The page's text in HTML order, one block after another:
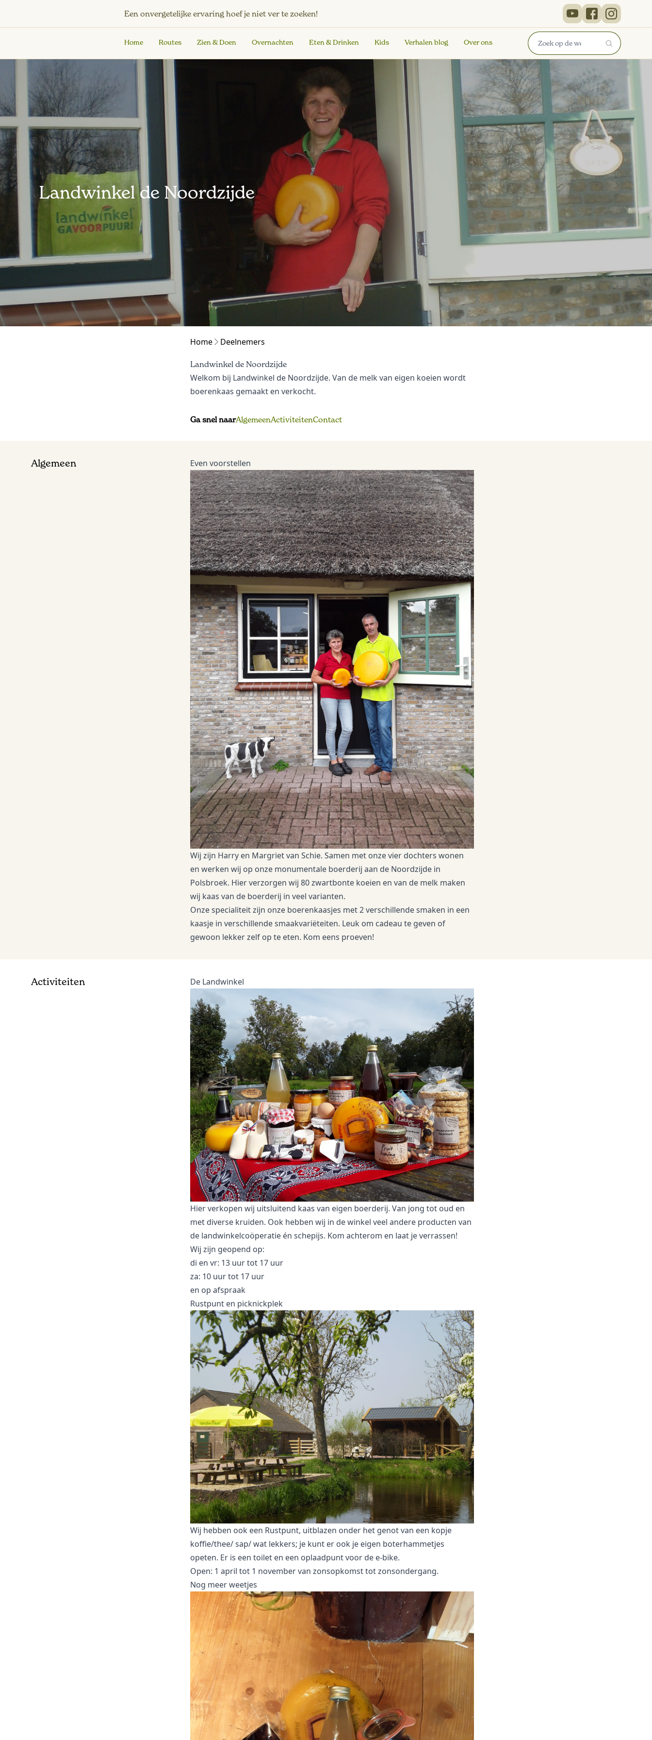
Een onvergetelijke ervaring hoef je niet ver te zoeken!
Home Routes Zien & Doen Overnachten Eten & Drinken Kids Verhalen blog Over ons
Landwinkel de Noordzijde
Home Deelnemers
Landwinkel de Noordzijde
Welkom bij Landwinkel de Noordzijde. Van de melk van eigen koeien wordt
boerenkaas gemaakt en verkocht.
Ga snel naarAlgemeenActiviteitenContact
Algemeen Even voorstellen
Wij zijn Harry en Margriet van Schie. Samen met onze vier dochters wonen
en werken wij op onze monumentale boerderij aan de Noordzijde in
Polsbroek. Hier verzorgen wij 80 zwartbonte koeien en van de melk maken
wij kaas van de boerderij in veel varianten.
Onze specialiteit zijn onze boerenkaasjes met 2 verschillende smaken in een
kaasje in verschillende smaakvariëteiten. Leuk om cadeau te geven of
gewoon lekker zelf op te eten. Kom eens proeven!
Activiteiten De Landwinkel
Hier verkopen wij uitsluitend kaas van eigen boerderij. Van jong tot oud en
met diverse kruiden. Ook hebben wij in de winkel veel andere producten van
de landwinkelcoöperatie én schepijs. Kom achterom en laat je verrassen!
Wij zijn geopend op:
di en vr: 13 uur tot 17 uur
za: 10 uur tot 17 uur
en op afspraak
Rustpunt en picknickplek
Wij hebben ook een Rustpunt, uitblazen onder het genot van een kopje
koffie/thee/ sap/ wat lekkers; je kunt er ook je eigen boterhammetjes
opeten. Er is een toilet en een oplaadpunt voor de e-bike.
Open: 1 april tot 1 november van zonsopkomst tot zonsondergang.
Nog meer weetjes